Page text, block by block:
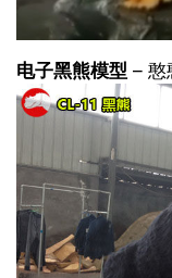
电子黑熊模型 – 憨